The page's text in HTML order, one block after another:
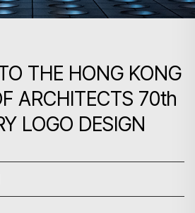
THE HONG KONG
ARCHITECTS 70th
LOGO DESIGN